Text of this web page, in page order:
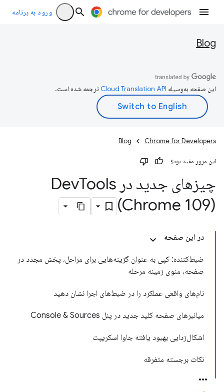
ورود به برنامه
Blog
این صفحه به‌وسیله ترجمه شده است.
Chrome for Developers
Blog
این مرور مفید بود؟
چیزهای جدید در Dev Tools
(Chrome 109)
در این صفحه
ضبط‌کننده: کپی به عنوان گزینه‌هایی برای مراحل، پخش مجدد در
صفحه، منوی زمینه مرحله
نام‌های واقعی عملکرد را در ضبط‌های اجرا نشان دهید
میانبرهای صفحه کلید جدید در پنل Console & Sources
اشکال‌زدایی بهبود یافته جاوا اسکریپت
نکات برجسته متفرقه